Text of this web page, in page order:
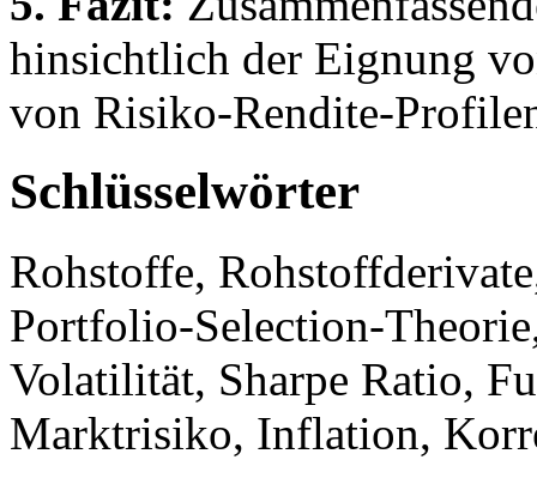
hinsichtlich der Eignung
von Risiko-Rendite-
Schlüsselwörter
Rohstoffe,
Portfolio-Selection-
Volatilität, Sharpe Ratio,
Marktrisiko, Inflation,